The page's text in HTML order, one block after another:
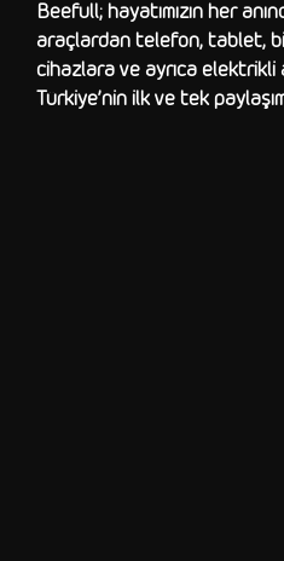
Beefull; hayatımızın her
araçlardan telefon, tablet,
cihazlara ve ayrıca
Türkiye’nin ilk ve tek